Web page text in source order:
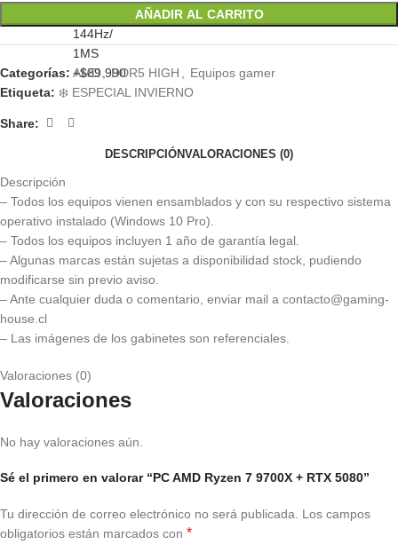
AÑADIR AL CARRITO
Categorías: AMD , DDR5 HIGH
Equipos gamer
Etiqueta: ❄️ ESPECIAL INVIERNO
Share:
DESCRIPCIÓNVALORACIONES (0)
Descripción
– Todos los equipos vienen ensamblados y con su respectivo sistema
operativo instalado (Windows 10 Pro).
– Todos los equipos incluyen 1 año de garantía legal.
– Algunas marcas están sujetas a disponibilidad stock, pudiendo
modificarse sin previo aviso.
– Ante cualquier duda o comentario, enviar mail a contacto@gaming-
house.cl
– Las imágenes de los gabinetes son referenciales.
Valoraciones (0)
Valoraciones
No hay valoraciones aún.
Sé el primero en valorar “PC AMD Ryzen 7 9700X + RTX 5080”
Tu dirección de correo electrónico no será publicada.
Los campos
obligatorios están marcados con *